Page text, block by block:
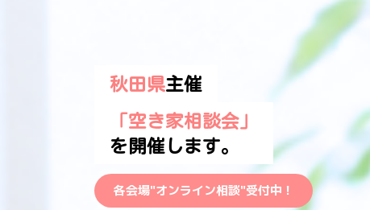
秋田県主催
「空き家相談会」
を開催します。
各会場"オンライン相談"受付中！
場・参加者募集中！ 2026/7/10 【横手市】8月8日開催します！